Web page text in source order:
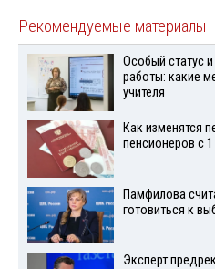
Рекомендуемые материалы
Особый статус и
работы: какие
учителя
Как изменятся
пенсионеров с 1
Памфилова
готовиться к
Эксперт